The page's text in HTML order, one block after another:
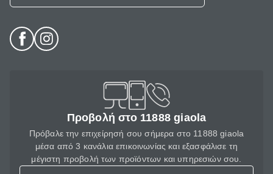
Προβολή στο 11888 giaola
Πρόβαλε την επιχείρησή σου σήμερα στο 11888 giaola
μέσα από 3 κανάλια επικοινωνίας και εξασφάλισε τη
μέγιστη προβολή των προϊόντων και υπηρεσιών σου.